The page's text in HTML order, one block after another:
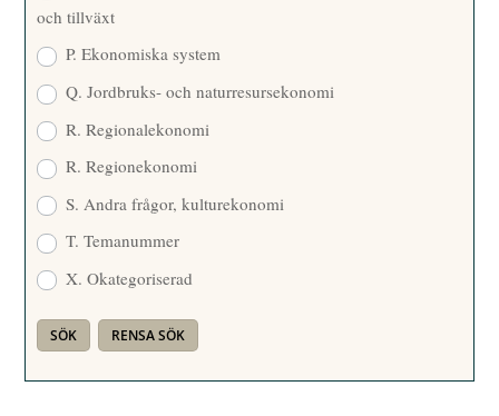
och tillväxt
P. Ekonomiska system
Q. Jordbruks- och naturresursekonomi
R. Regionalekonomi
R. Regionekonomi
S. Andra frågor, kulturekonomi
T. Temanummer
X. Okategoriserad